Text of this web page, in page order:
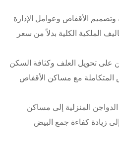
وتصميم الأقفاص وعوامل الإدارة
الملكية الكلية بدلاً من سعر
على تحويل العلف وكثافة السكن
المتكاملة مع مساكن الأقفاص
المنزلية إلى مساكن
زيادة كفاءة جمع البيض